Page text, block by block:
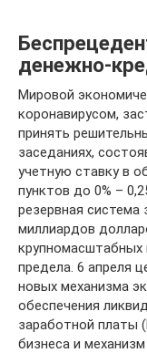
денежно-
Мировой
коронавирусом,
принять
заседаниях,
учетную ставку в
пунктов до 0% –
резервная система
миллиардов
крупномасштабных
предела. 6 апреля
новых механизма
обеспечения
заработной платы
бизнеса и